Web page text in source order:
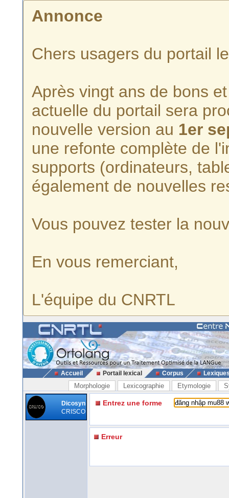
Annonce
Chers usagers du portail
Après vingt ans de bons
actuelle du portail sera
nouvelle version au 1er
une refonte complète de
supports (ordinateurs,
également de nouvelles
Vous pouvez tester la
En vous remerciant,
L'équipe du CNRTL
Accueil Portail lexical Corpus
Morphologie Lexicographie Etymologie
Dicosyn
CRISCO
Entrez une forme
Erreur